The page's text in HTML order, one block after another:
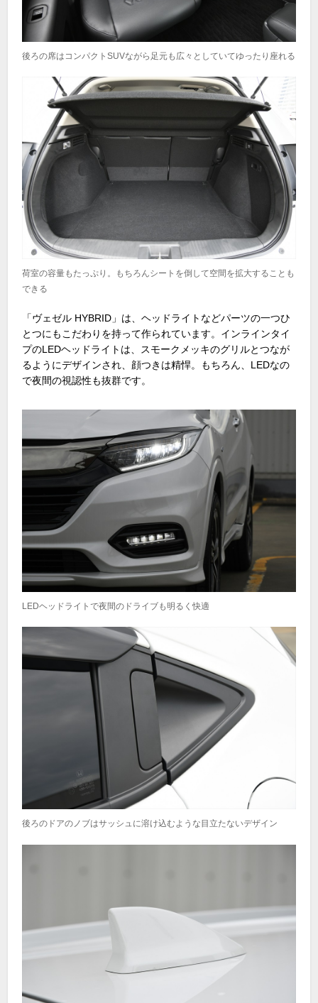
後ろの席はコンパクトSUVながら足元も広々としていてゆったり座れる
荷室の容量もたっぷり。もちろんシートを倒して空間を拡大することも
できる
「ヴェゼル HYBRID」は、ヘッドライトなどパーツの一つひ
とつにもこだわりを持って作られています。インラインタイ
プのLEDヘッドライトは、スモークメッキのグリルとつなが
るようにデザインされ、顔つきは精悍。もちろん、LEDなの
で夜間の視認性も抜群です。
LEDヘッドライトで夜間のドライブも明るく快適
後ろのドアのノブはサッシュに溶け込むような目立たないデザイン